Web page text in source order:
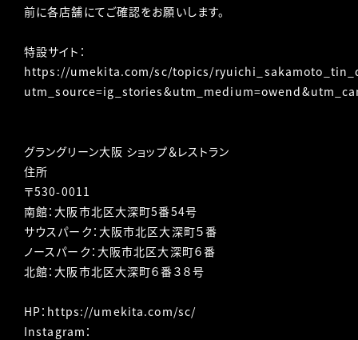
前に各店舗にてご確認をお願いします。
特設サイト：
https://umekita.com/sc/topics/
グラングリーン大阪 ショップ＆レストラン
住所
〒530-0011
南館：大阪市北区大深町5番54号
サウスパーク：大阪市北区大深町５番
ノースパーク：大阪市北区大深町６番
北館：大阪市北区大深町６番３８号
HP： https://umekita.com/sc/
Instagram：